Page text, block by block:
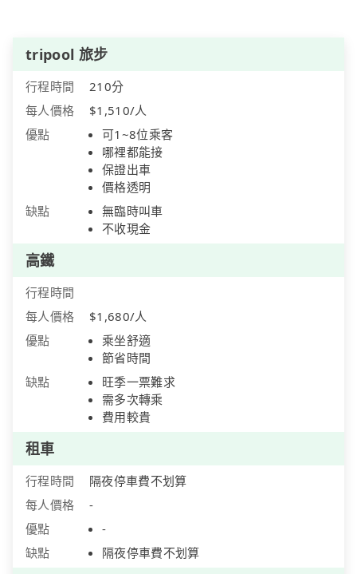
tripool 旅步
行程時間
210分
每人價格
$1,510/人
優點
可1~8位乘客
哪裡都能接
保證出車
價格透明
缺點
無臨時叫車
不收現金
高鐵
行程時間
每人價格
$1,680/人
優點
乘坐舒適
節省時間
缺點
旺季一票難求
需多次轉乘
費用較貴
租車
行程時間
隔夜停車費不划算
每人價格
-
優點
-
缺點
隔夜停車費不划算